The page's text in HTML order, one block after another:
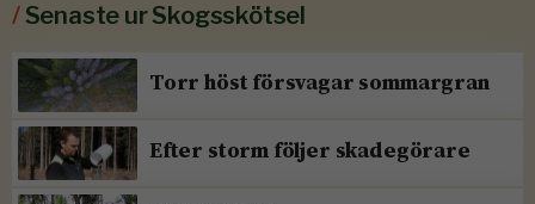
/Senaste ur Skogsskötsel
Torr höst försvagar sommargran
Efter storm följer skadegörare